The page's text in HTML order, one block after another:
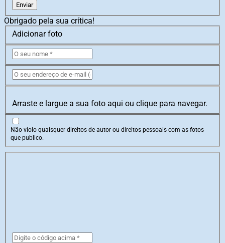
Enviar
Obrigado pela sua crítica!
Adicionar foto
Arraste e largue a sua foto aqui ou clique para navegar.
Não violo quaisquer direitos de autor ou direitos pessoais com as fotos
que publico.